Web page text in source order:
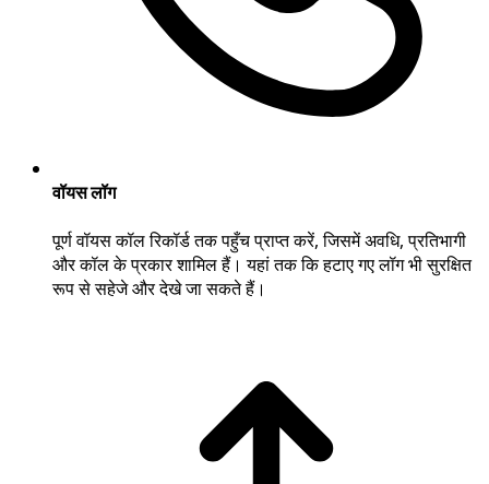
वॉयस लॉग
पूर्ण वॉयस कॉल रिकॉर्ड तक पहुँच प्राप्त करें, जिसमें अवधि, प्रतिभागी
और कॉल के प्रकार शामिल हैं। यहां तक कि हटाए गए लॉग भी सुरक्षित
रूप से सहेजे और देखे जा सकते हैं।